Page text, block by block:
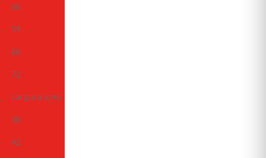
56
59
66
72
Largura (cm)
38
42